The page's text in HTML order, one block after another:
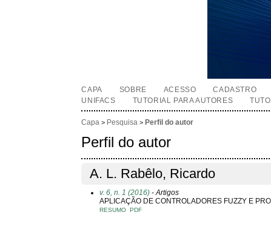
CAPA SOBRE ACESSO CADASTRO
UNIFACS
TUTORIAL PARA AUTORES
Capa > Pesquisa > Perfil do autor
Perfil do autor
A. L. Rabêlo, Ricardo
v. 6, n. 1 (2016) - Artigos
APLICAÇÃO DE CONTROLADORES FUZZY E
RESUMO PDF